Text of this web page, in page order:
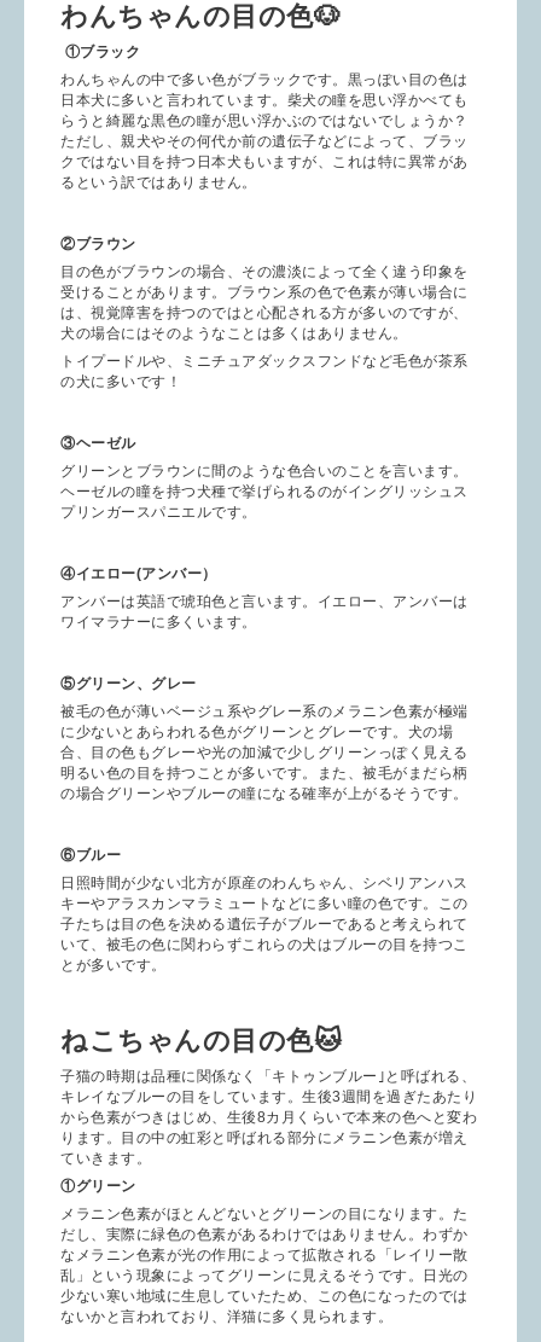
わんちゃんの目の色🐶
①ブラック
わんちゃんの中で多い色がブラックです。黒っぽい目の色は
日本犬に多いと言われています。柴犬の瞳を思い浮かべても
らうと綺麗な黒色の瞳が思い浮かぶのではないでしょうか？
ただし、親犬やその何代か前の遺伝子などによって、ブラッ
クではない目を持つ日本犬もいますが、これは特に異常があ
るという訳ではありません。
②ブラウン
目の色がブラウンの場合、その濃淡によって全く違う印象を
受けることがあります。ブラウン系の色で色素が薄い場合に
は、視覚障害を持つのではと心配される方が多いのですが、
犬の場合にはそのようなことは多くはありません。
トイプードルや、ミニチュアダックスフンドなど毛色が茶系
の犬に多いです！
③ヘーゼル
グリーンとブラウンに間のような色合いのことを言います。
ヘーゼルの瞳を持つ犬種で挙げられるのがイングリッシュス
プリンガースパニエルです。
④イエロー(アンバー）
アンバーは英語で琥珀色と言います。イエロー、アンバーは
ワイマラナーに多くいます。
⑤グリーン、グレー
被毛の色が薄いベージュ系やグレー系のメラニン色素が極端
に少ないとあらわれる色がグリーンとグレーです。犬の場
合、目の色もグレーや光の加減で少しグリーンっぽく見える
明るい色の目を持つことが多いです。また、被毛がまだら柄
の場合グリーンやブルーの瞳になる確率が上がるそうです。
⑥ブルー
日照時間が少ない北方が原産のわんちゃん、シベリアンハス
キーやアラスカンマラミュートなどに多い瞳の色です。この
子たちは目の色を決める遺伝子がブルーであると考えられて
いて、被毛の色に関わらずこれらの犬はブルーの目を持つこ
とが多いです。
ねこちゃんの目の色🐱
子猫の時期は品種に関係なく「キトゥンブルー｣と呼ばれる、
キレイなブルーの目をしています。生後3週間を過ぎたあたり
から色素がつきはじめ、生後8カ月くらいで本来の色へと変わ
ります。目の中の虹彩と呼ばれる部分にメラニン色素が増え
ていきます。
①グリーン
メラニン色素がほとんどないとグリーンの目になります。た
だし、実際に緑色の色素があるわけではありません。わずか
なメラニン色素が光の作用によって拡散される「レイリー散
乱」という現象によってグリーンに見えるそうです。日光の
少ない寒い地域に生息していたため、この色になったのでは
ないかと言われており、洋猫に多く見られます。